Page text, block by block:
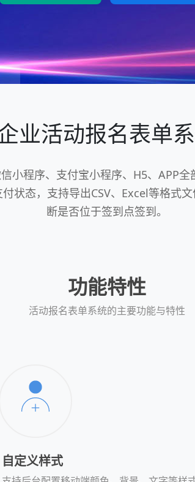
业活动报名表单
程序、支付宝小程序、H5、APP
状态，支持导出CSV、Excel等格式
断是否位于签到点签到。
功能特性
活动报名表单系统的主要功能与特性
自定义样式